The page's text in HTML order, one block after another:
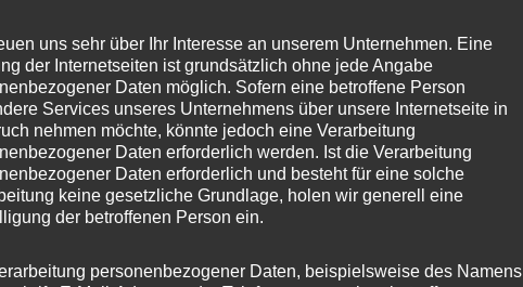
in den Mäckeritzwiesen besucht. Ein Termin, der mir ganz
,Jörg,Jörg Stroedter,Mäckeritzwiesen,Reinickendorf, SPD,SPD-
uns sehr über Ihr Interesse an unserem Unternehmen. Eine
der Internetseiten ist grundsätzlich ohne jede Angabe
Daten möglich. Sofern eine betroffene Person
Services unseres Unternehmens über unsere Internetseite in
nehmen möchte, könnte jedoch eine Verarbeitung
Daten erforderlich werden. Ist die Verarbeitung
Daten erforderlich und besteht für eine solche
keine gesetzliche Grundlage, holen wir generell eine
der betroffenen Person ein.
personenbezogener Daten, beispielsweise des